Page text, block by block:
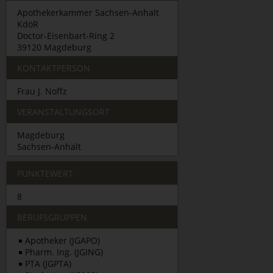
Apothekerkammer Sachsen-Anhalt
KdöR
Doctor-Eisenbart-Ring 2
39120 Magdeburg
KONTAKTPERSON
Frau J. Noffz
VERANSTALTUNGSORT
Magdeburg
Sachsen-Anhalt
PUNKTEWERT
8
BERUFSGRUPPEN
Apotheker (JGAPO)
Pharm. Ing. (JGING)
PTA (JGPTA)